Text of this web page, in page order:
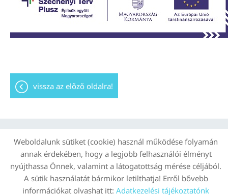
vissza az előző oldalra!
© 2026 - Minden jog fenntartva
Oldal információk
Adatkezelési tájékoztató
Impresszum
Sütik kezelése
Weboldalunk sütiket (cookie) használ működése folyamán
annak érdekében, hogy a legjobb felhasználói élményt
nyújthassa Önnek, valamint a látogatottság mérése céljából.
A sütik használatát bármikor letilthatja! Erről bővebb
információkat olvashat itt: Adatkezelési tájékoztatónk